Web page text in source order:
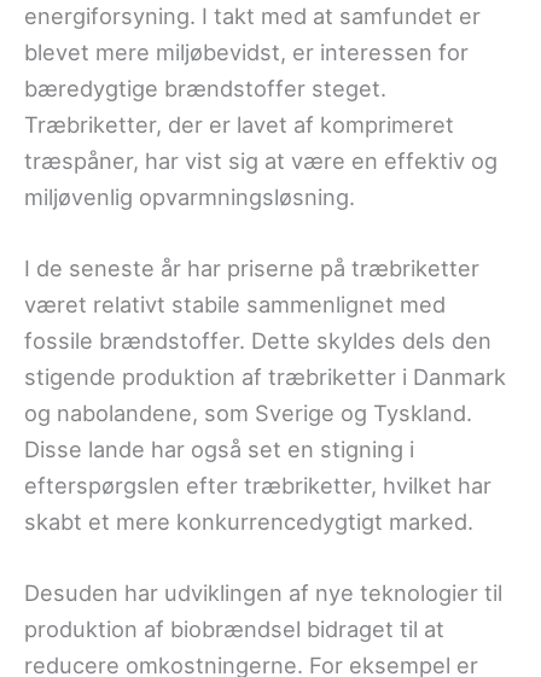
energiforsyning. I takt med at samfundet er
blevet mere miljøbevidst, er interessen for
bæredygtige brændstoffer steget.
Træbriketter, der er lavet af komprimeret
træspåner, har vist sig at være en effektiv og
miljøvenlig opvarmningsløsning.
I de seneste år har priserne på træbriketter
været relativt stabile sammenlignet med
fossile brændstoffer. Dette skyldes dels den
stigende produktion af træbriketter i Danmark
og nabolandene, som Sverige og Tyskland.
Disse lande har også set en stigning i
efterspørgslen efter træbriketter, hvilket har
skabt et mere konkurrencedygtigt marked.
Desuden har udviklingen af nye teknologier til
produktion af biobrændsel bidraget til at
reducere omkostningerne. For eksempel er